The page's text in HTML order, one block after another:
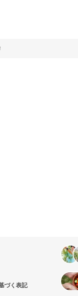
づく表記